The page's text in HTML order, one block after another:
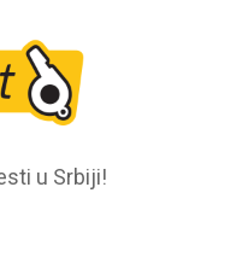
u Srbiji!